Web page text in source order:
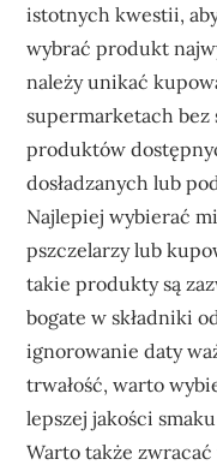
istotnych kwestii,
wybrać produkt
należy unikać
supermarketach
produktów
dosładzanych lub
Najlepiej wybierać
pszczelarzy lub
takie produkty są
bogate w składniki
ignorowanie daty
trwałość, warto
lepszej jakości
Warto także